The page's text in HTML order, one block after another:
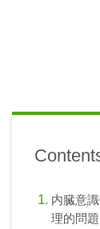
内臓意
理的問